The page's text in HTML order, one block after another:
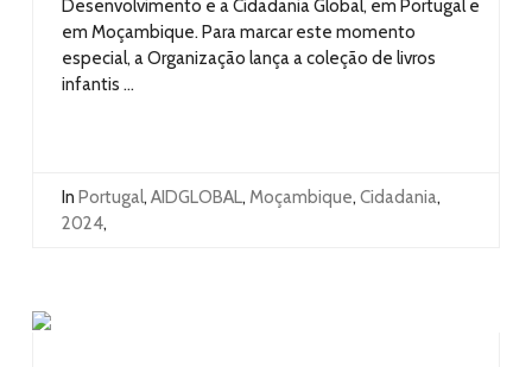
Desenvolvimento e a Cidadania Global, em Portugal e
em Moçambique. Para marcar este momento
especial, a Organização lança a coleção de livros
infantis ...
In Portugal, AIDGLOBAL, Moçambique, Cidadania,
2024,